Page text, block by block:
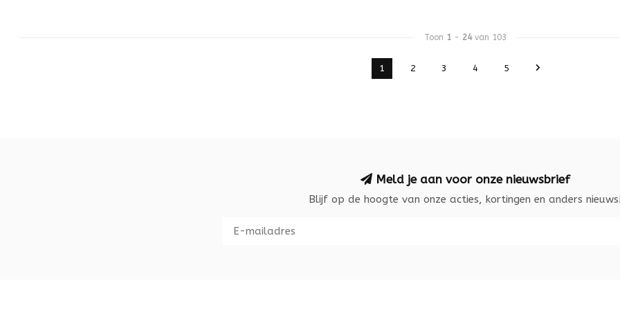
Toon 1- 24van 103
1 2 3 4 5
Meld je aan voor onze nieuwsbrief
Blijf op de hoogte van onze acties, kortingen en anders nieuws!